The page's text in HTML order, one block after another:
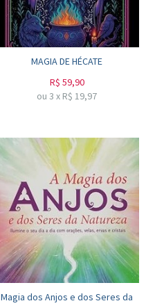
MAGIA DE HÉCATE
R$ 59,90
ou 3 x R$ 19,97
Magia dos Anjos e dos Seres da